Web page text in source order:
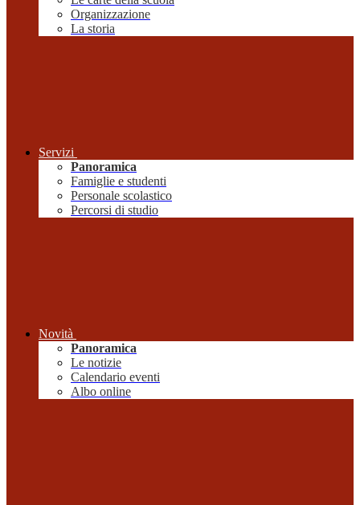
Organizzazione
La storia
Servizi
Panoramica
Famiglie e studenti
Personale scolastico
Percorsi di studio
Novità
Panoramica
Le notizie
Calendario eventi
Albo online